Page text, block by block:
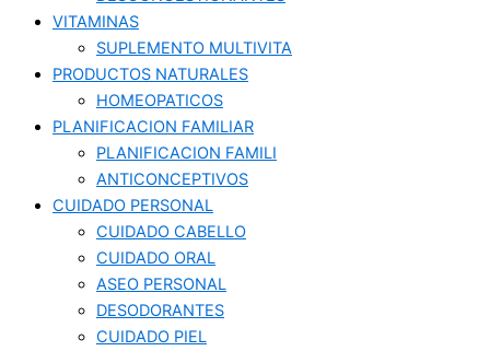
VITAMINAS
SUPLEMENTO MULTIVITA
PRODUCTOS NATURALES
HOMEOPATICOS
PLANIFICACION FAMILIAR
PLANIFICACION FAMILI
ANTICONCEPTIVOS
CUIDADO PERSONAL
CUIDADO CABELLO
CUIDADO ORAL
ASEO PERSONAL
DESODORANTES
CUIDADO PIEL